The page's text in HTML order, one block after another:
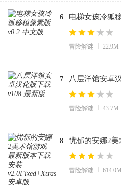
6 电梯女孩冷狐
冒险解谜 22.9M
7 八层洋馆安卓
冒险解谜 43.7M
8
忧郁的安娜2
装
冒险解谜 614.0M